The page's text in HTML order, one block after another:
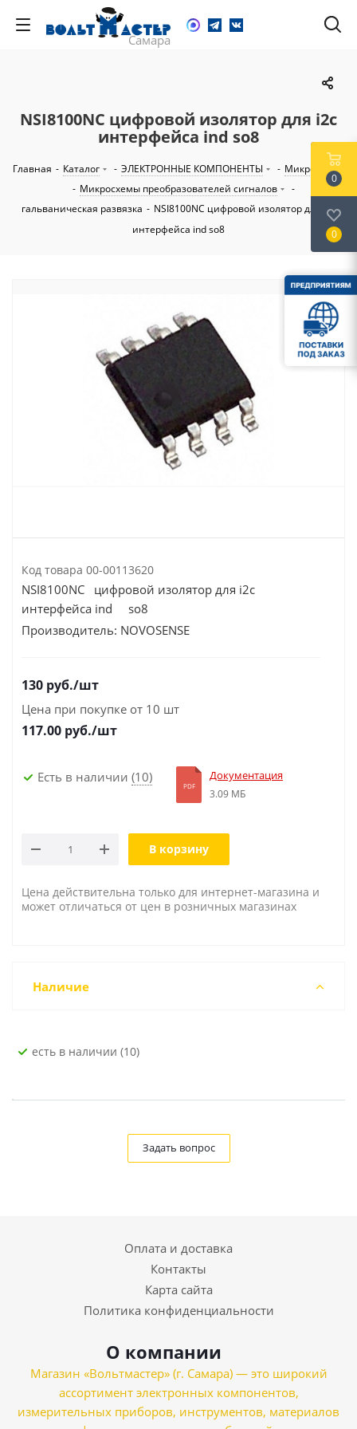
NSI8100NC цифровой изолятор для i2c
интерфейса ind so8
Главная - Каталог - ЭЛЕКТРОННЫЕ КОМПОНЕНТЫ - Микросхемы
- Микросхемы преобразователей сигналов
-
гальваническая развязка - NSI8100NC цифровой изолятор для i2c
интерфейса ind so8
Код товара 00-00113620
NSI8100NC цифровой изолятор для i2c
интерфейса ind so8
Производитель: NOVOSENSE
130 руб./шт
Цена при покупке от 10 шт
117.00 руб./шт
Есть в наличии (10)
PDF
Документация
3.09 МБ
В корзину
Цена действительна только для интернет-магазина и
может отличаться от цен в розничных магазинах
Наличие
Есть в наличии (10)
Задать вопрос
Оплата и доставка
Контакты
Карта сайта
Политика конфиденциальности
О компании
Магазин «Вольтмастер» (г. Самара) — это широкий
ассортимент электронных компонентов,
измерительных приборов, инструментов, материалов
0
0